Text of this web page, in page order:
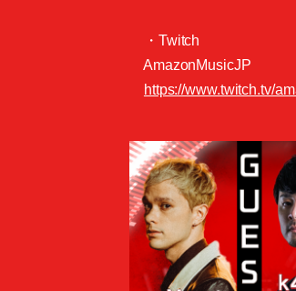
・Twitch
AmazonMusicJP
https://www.twitch.tv/